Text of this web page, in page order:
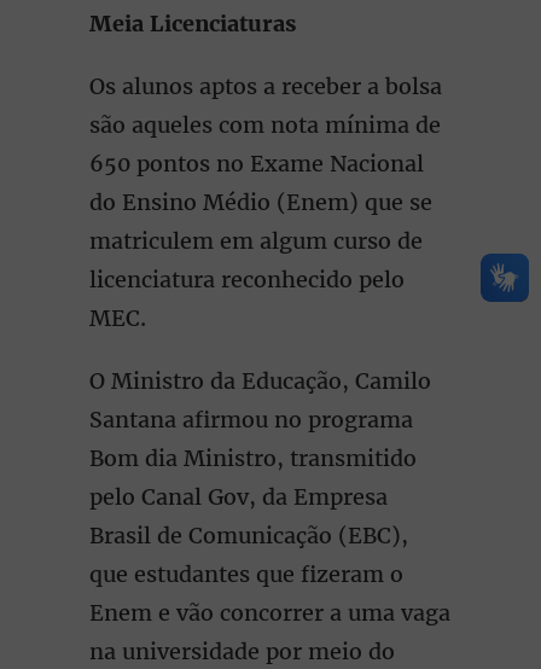
Meia Licenciaturas
Os alunos aptos a receber a bolsa
são aqueles com nota mínima de
650 pontos no Exame Nacional
do Ensino Médio (Enem) que se
matriculem em algum curso de
licenciatura reconhecido pelo
MEC.
O Ministro da Educação, Camilo
Santana afirmou no programa
Bom dia Ministro, transmitido
pelo Canal Gov, da Empresa
Brasil de Comunicação (EBC),
que estudantes que fizeram o
Enem e vão concorrer a uma vaga
na universidade por meio do